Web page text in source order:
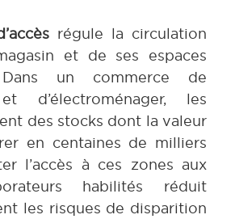
régule la circulation
et de ses espaces
Dans un commerce de
d’électroménager, les
des stocks dont la valeur
en centaines de milliers
l’accès à ces zones aux
habilités réduit
les risques de disparition